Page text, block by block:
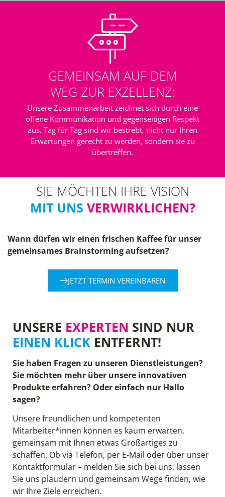
GEMEINSAM AUF DEM
WEG ZUR EXZELLENZ:
Unsere Zusammenarbeit zeichnet sich durch eine
offene Kommunikation und gegenseitigen Respekt
aus. Tag für Tag sind wir bestrebt, nicht nur Ihren
Erwartungen gerecht zu werden, sondern sie zu
übertreffen.
SIE MÖCHTEN IHRE VISION
MIT UNS VERWIRKLICHEN?
Wann dürfen wir einen frischen Kaffee für unser
gemeinsames Brainstorming aufsetzen?
JETZT TERMIN VEREINBAREN
UNSERE EXPERTEN SIND NUR
EINEN KLICK ENTFERNT!
Sie haben Fragen zu unseren Dienstleistungen?
Sie möchten mehr über unsere innovativen
Produkte erfahren? Oder einfach nur Hallo
sagen?
Unsere freundlichen und kompetenten
Mitarbeiter*innen können es kaum erwarten,
gemeinsam mit Ihnen etwas Großartiges zu
schaffen. Ob via Telefon, per E-Mail oder über unser
Kontaktformular – melden Sie sich bei uns, lassen
Sie uns plaudern und gemeinsam Wege finden, wie
wir Ihre Ziele erreichen.